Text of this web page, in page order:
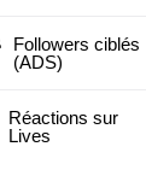
Followers ciblés
(ADS)
Réactions sur
Lives